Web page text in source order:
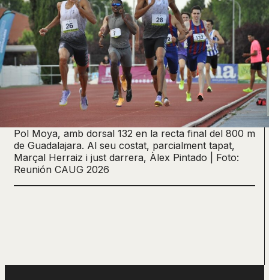
Pol Moya, amb dorsal 132 en la recta final del 800 m
de Guadalajara. Al seu costat, parcialment tapat,
Marçal Herraiz i just darrera, Àlex Pintado | Foto:
Reunión CAUG 2026